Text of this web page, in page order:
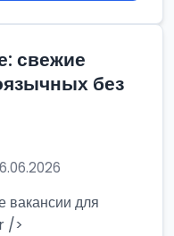
свежие
без
вакансии для
/>